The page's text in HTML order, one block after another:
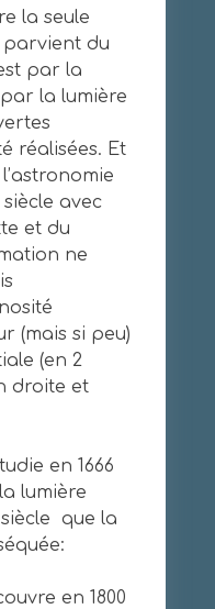
la seule
du
par la
la lumière
réalisées. Et
avec
et du
ne
(mais si peu)
(en 2
droite et
en 1666
lumière
siècle que la
en 1800